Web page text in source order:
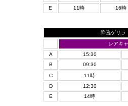
E
11時 16時
降臨ゲリラ
レアキ
A
15:30
B
09:30
C
11時
D
12:30
E
14時